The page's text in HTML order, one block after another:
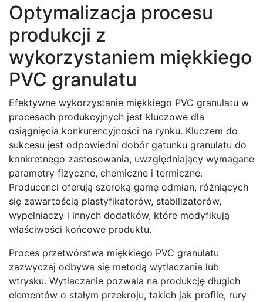
Optymalizacja procesu
produkcji z
wykorzystaniem miękkiego
PVC granulatu
Efektywne wykorzystanie miękkiego PVC granulatu w
procesach produkcyjnych jest kluczowe dla
osiągnięcia konkurencyjności na rynku. Kluczem do
sukcesu jest odpowiedni dobór gatunku granulatu do
konkretnego zastosowania, uwzględniający wymagane
parametry fizyczne, chemiczne i termiczne.
Producenci oferują szeroką gamę odmian, różniących
się zawartością plastyfikatorów, stabilizatorów,
wypełniaczy i innych dodatków, które modyfikują
właściwości końcowe produktu.
Proces przetwórstwa miękkiego PVC granulatu
zazwyczaj odbywa się metodą wytłaczania lub
wtrysku. Wytłaczanie pozwala na produkcję długich
elementów o stałym przekroju, takich jak profile, rury